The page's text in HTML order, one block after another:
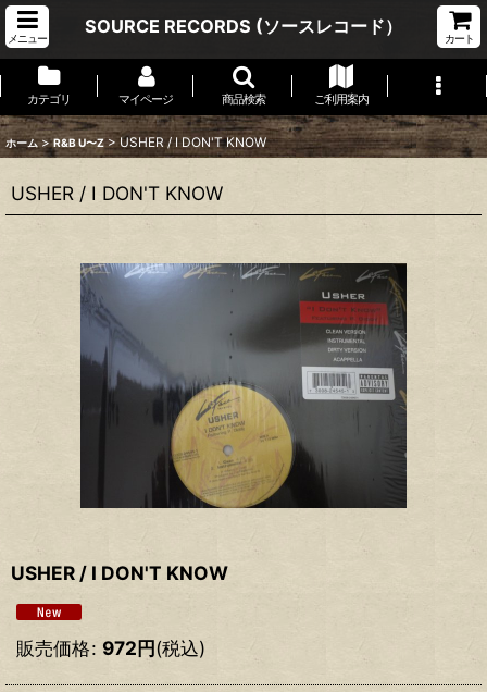
メニュー
SOURCE RECORDS (ソースレコード）
カート
カテゴリ マイページ 商品検索 ご利用案内
ホーム > R&B U〜Z > USHER / I DON'T KNOW
USHER / I DON'T KNOW
USHER / I DON'T KNOW
販売価格: 972円(税込)